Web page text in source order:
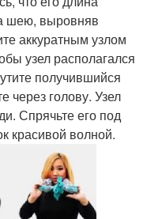
шею, выровняв
аккуратным узлом
узел располагался
получившийся
через голову. Узел
Спрячьте его под
красивой волной.